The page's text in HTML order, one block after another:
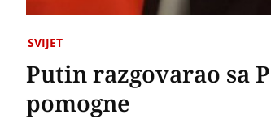
SVIJET
Putin razgovarao sa
pomogne